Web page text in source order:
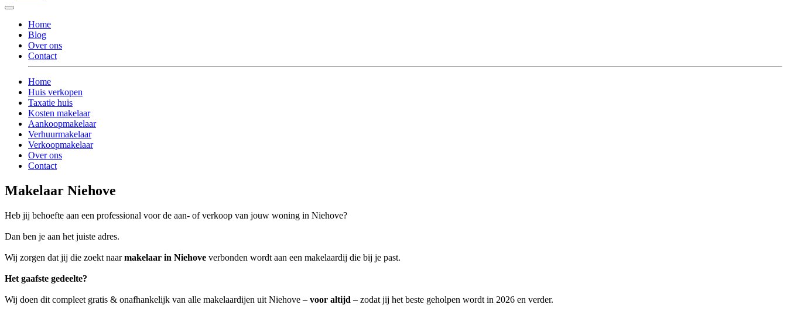
Home
Blog
Over ons
Contact
Home
Huis verkopen
Taxatie huis
Kosten makelaar
Aankoopmakelaar
Verhuurmakelaar
Verkoopmakelaar
Over ons
Contact
Makelaar Niehove
Heb jij behoefte aan een professional voor de aan- of verkoop van jouw woning in Niehove?
Dan ben je aan het juiste adres.
Wij zorgen dat jij die zoekt naarmakelaar in Niehove verbonden wordt aan een makelaardij die bij je past.
Het gaafste gedeelte?
Wij doen dit compleet gratis & onafhankelijk van alle makelaardijen uit Niehove – voor altijd – zodat jij het beste geholpen wordt in 2026 en verder.